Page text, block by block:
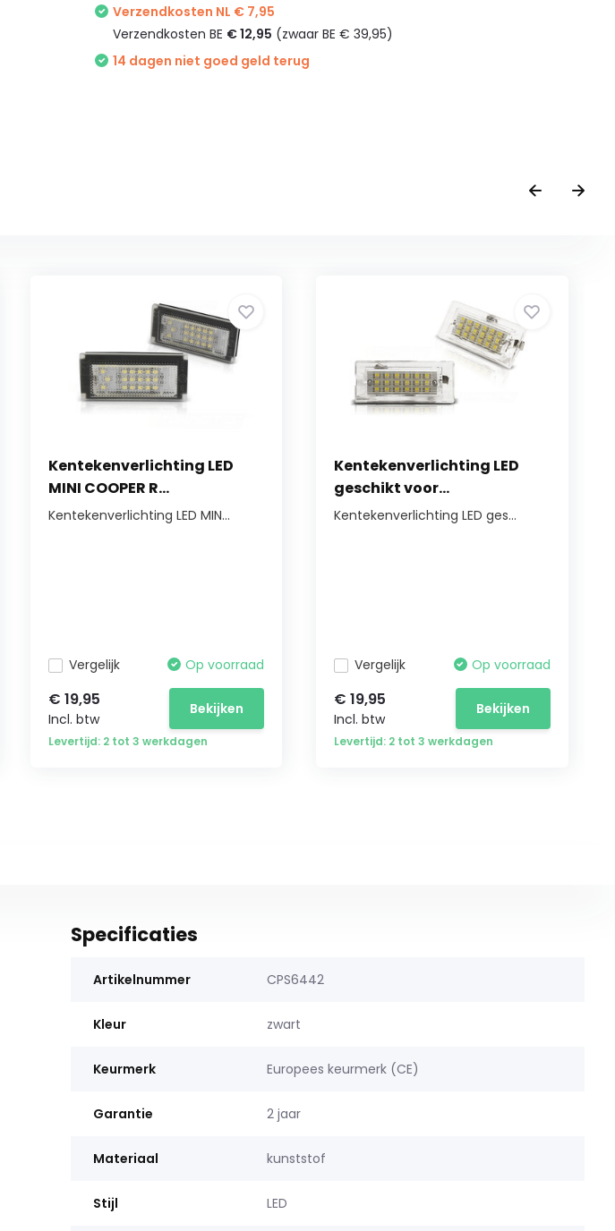
Verzendkosten NL € 7,95
Verzendkosten BE € 12,95 (zwaar BE € 39,95)
14 dagen niet goed geld terug
Kentekenverlichting LED
MINI COOPER R...
Kentekenverlichting LED MIN...
Vergelijk Op voorraad
€ 19,95
Incl. btw
Bekijken
Levertijd: 2 tot 3 werkdagen
Kentekenverlichting LED
geschikt voor...
Kentekenverlichting LED ges...
Vergelijk Op voorraad
€ 19,95
Incl. btw
Bekijken
Levertijd: 2 tot 3 werkdagen
Specificaties
Artikelnummer CPS6442
Kleur zwart
Keurmerk Europees keurmerk (CE)
Garantie 2 jaar
Materiaal kunststof
Stijl LED